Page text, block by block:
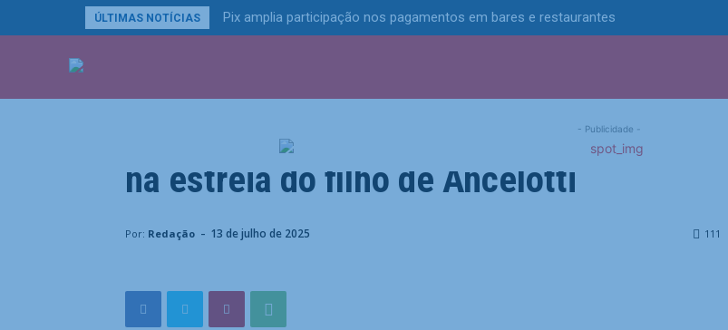
ÚLTIMAS NOTÍCIAS Pix amplia participação nos pagamentos em bares e restaurantes
- Publicidade -
Esportes
Botafogo domina Vasco e vence clássico
na estreia do filho de Ancelotti
Por: Redação - 13 de julho de 2025 111